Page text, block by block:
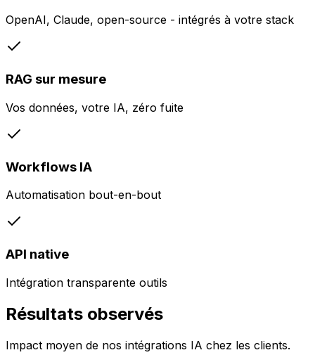
OpenAI, Claude, open-source - intégrés à votre stack
RAG sur mesure
Vos données, votre IA, zéro fuite
Workflows IA
Automatisation bout-en-bout
API native
Intégration transparente outils
Résultats observés
Impact moyen de nos intégrations IA chez les clients.